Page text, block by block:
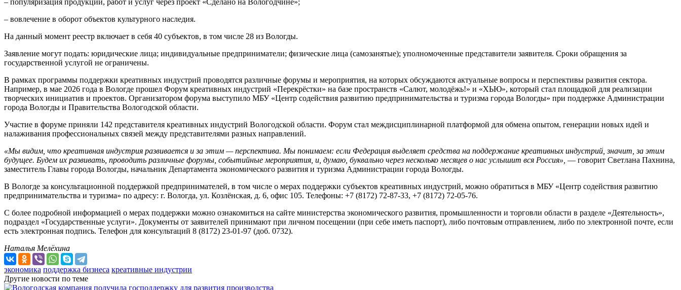
– вовлечение в оборот объектов культурного наследия.
На данный момент реестр включает в себя 40 субъектов, в том числе 28 из Вологды.
Заявление могут подать: юридические лица; индивидуальные предприниматели; физические лица (самозанятые); уполномоченные представители заявителя. Сроки обращения за
государственной услугой не ограничены.
В рамках программы поддержки креативных индустрий проводятся различные форумы и мероприятия, на которых обсуждаются актуальные вопросы и перспективы развития сектора.
Например, в мае 2026 года в Вологде прошел Форум креативных индустрий «Перекрёстки» на базе пространств «Салют, молодёжь!» и «ХЬЮ», который стал площадкой для реализации
творческих инициатив и проектов. Организатором форума выступило МБУ «Центр содействия развитию предпринимательства и туризма города Вологды» при поддержке Администрации
города Вологды и Правительства Вологодской области.
Участие в форуме приняли 142 представителя креативных индустрий Вологодской области. Форум стал междисциплинарной платформой для обмена опытом, генерации новых идей и
налаживания профессиональных связей между представителями разных направлений.
«Мы видим, что креативная индустрия развивается и за этим — перспектива. Мы понимаем: если Федерация выделяет средства на поддержание креативных индустрий, значит, за этим
будущее. Будем их развивать, проводить различные форумы, событийные мероприятия, и, думаю, буквально через несколько месяцев о нас услышит вся Россия», — говорит Светлана Пахнина,
заместитель Главы города Вологды, начальник Департамента экономического развития и туризма Администрации города Вологды.
В Вологде за консультационной поддержкой предпринимателей, в том числе о мерах поддержки субъектов креативных индустрий, можно обратиться в МБУ «Центр содействия развитию
предпринимательства и туризма» по адресу: г. Вологда, ул. Козлёнская, д. 6, офис 105. Телефоны: +7 (8172) 72-87-33, +7 (8172) 72-05-76.
С более подробной информацией о мерах поддержки можно ознакомиться на сайте министерства экономического развития, промышленности и торговли области в разделе «Деятельность»,
подраздел «Государственные услуги». Документы от заявителей принимают при личном посещении (при себе иметь паспорт), либо почтовым отправлением, либо по электронной почте, если
есть электронная подпись. Телефон для консультаций 8 (8172) 23-01-97 (доб. 0732).
Наталья Мелёхина
экономика поддержка бизнеса креативные индустрии
Другие новости по теме